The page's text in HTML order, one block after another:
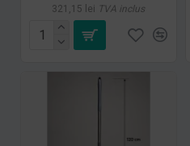
321,15 lei TVA inclus